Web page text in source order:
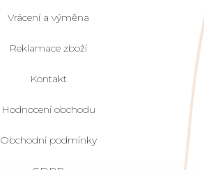
Vrácení a výměna
Reklamace zboží
Kontakt
Hodnocení obchodu
Obchodní podmínky